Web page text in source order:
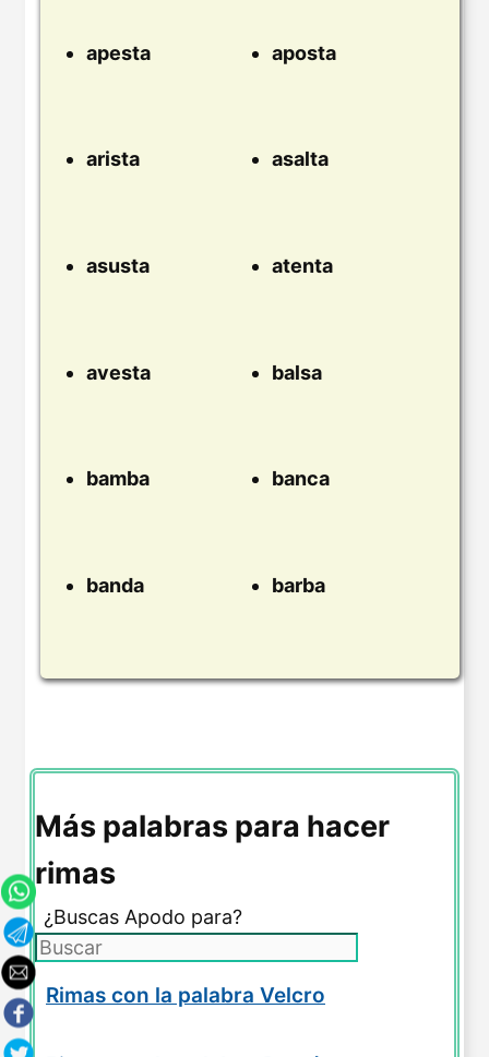
apesta aposta
arista asalta
asusta atenta
avesta balsa
bamba banca
banda barba
Más palabras para hacer
rimas
¿Buscas Apodo para?
Rimas con la palabra Velcro